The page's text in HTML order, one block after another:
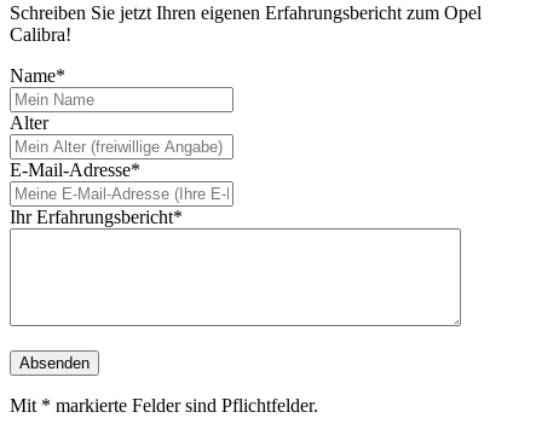
Schreiben Sie jetzt Ihren eigenen Erfahrungsbericht zum Opel
Calibra!
Name*
Alter
E-Mail-Adresse*
Ihr Erfahrungsbericht*
Mit * markierte Felder sind Pflichtfelder.